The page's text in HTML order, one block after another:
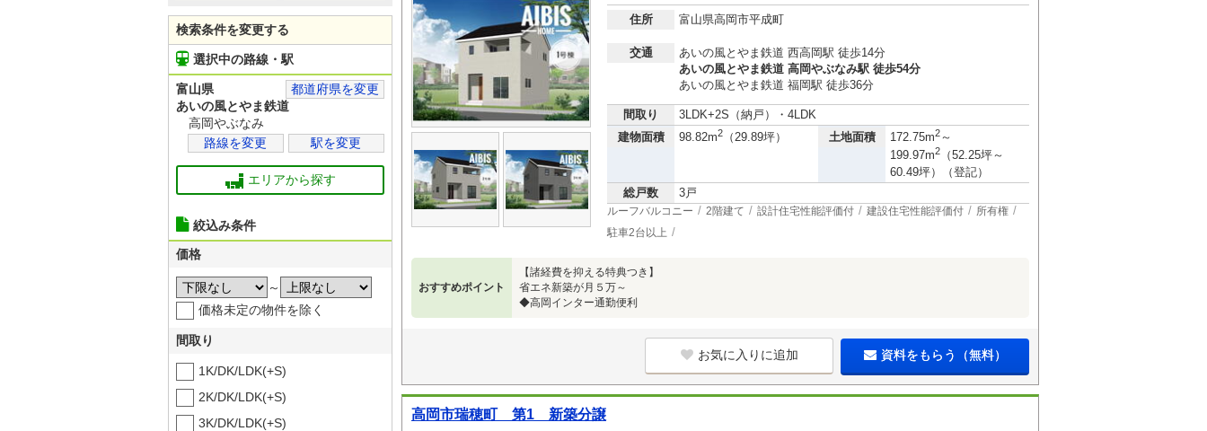
住所 富山県高岡市平成町
交通
あいの風とやま鉄道 西高岡駅 徒歩14分
あいの風とやま鉄道 高岡やぶなみ駅 徒歩54分
あいの風とやま鉄道 福岡駅 徒歩36分
間取り
3LDK+2S（納戸）・4LDK
建物面積
98.82m2 （29.89坪） 土地面積 172.75m2～
199.97m2
（52.25坪～
60.49坪）（登記）
総戸数
3戸
ルーフバルコニー 2階建て 設計住宅性能評価付 建設住宅性能評価付
所有権
駐車2台以上
おすすめポイント
【諸経費を抑える特典つき】
省エネ新築が月５万～
◆高岡インター通勤便利
お気に入りに追加 資料をもらう（無料）
高岡市瑞穂町 第1 新築分譲
検索条件を変更する
選択中の路線・駅
富山県
都道府県を変更
あいの風とやま鉄道
高岡やぶなみ
路線を変更
駅を変更
エリアから探す
絞込み条件
価格
～
価格未定の物件を除く
間取り
1K/DK/LDK(+S)
2K/DK/LDK(+S)
3K/DK/LDK(+S)